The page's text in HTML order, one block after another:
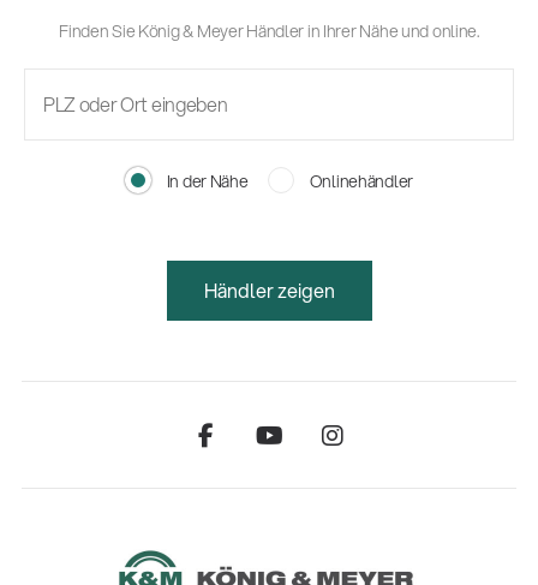
Finden Sie König & Meyer Händler in Ihrer Nähe und online.
In der Nähe Onlinehändler
Händler zeigen